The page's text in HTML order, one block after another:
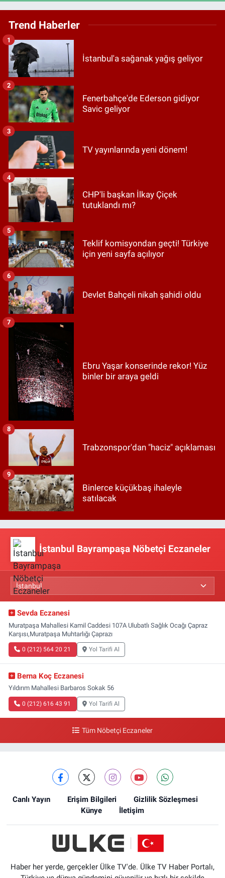
Trend Haberler
İstanbul'a sağanak yağış geliyor
1
Fenerbahçe'de Ederson gidiyor
Savic geliyor
2
TV yayınlarında yeni dönem!
3
CHP'li başkan İlkay Çiçek
tutuklandı mı?
4
Teklif komisyondan geçti! Türkiye
için yeni sayfa açılıyor
5
Devlet Bahçeli nikah şahidi oldu
6
Ebru Yaşar konserinde rekor! Yüz
binler bir araya geldi
7
Trabzonspor'dan "haciz" açıklaması
8
Binlerce küçükbaş ihaleyle
satılacak
9
İstanbul Bayrampaşa Nöbetçi Eczaneler
Sevda Eczanesi
Muratpaşa Mahallesi Kamil Caddesi 107A Ulubatlı Sağlık Ocağı Çapraz
Karşısı,Muratpaşa Muhtarlığı Çaprazı
0 (212) 564 20 21 Yol Tarifi Al
Berna Koç Eczanesi
Yıldırım Mahallesi Barbaros Sokak 56
0 (212) 616 43 91 Yol Tarifi Al
Tüm Nöbetçi Eczaneler
Canlı Yayın Erişim Bilgileri
Gizlilik Sözleşmesi
Künye
İletişim
Haber her yerde, gerçekler Ülke TV'de. Ülke TV Haber Portalı,